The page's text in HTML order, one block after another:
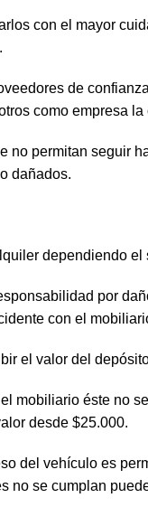
con el mayor
de
como empresa
permitan seguir
dañados.
dependiendo el
por
con el
el valor del
mobiliario éste no
desde $25.000.
del vehículo es
no se cumplan